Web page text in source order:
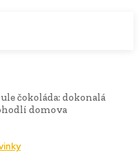
čokoláda: dokonalá
domova